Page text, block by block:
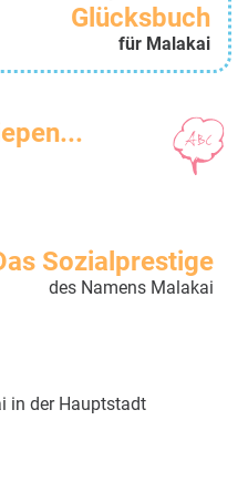
Glücksbuch
für Malakai
Sozialprestige
des Namens Malakai
in der Hauptstadt